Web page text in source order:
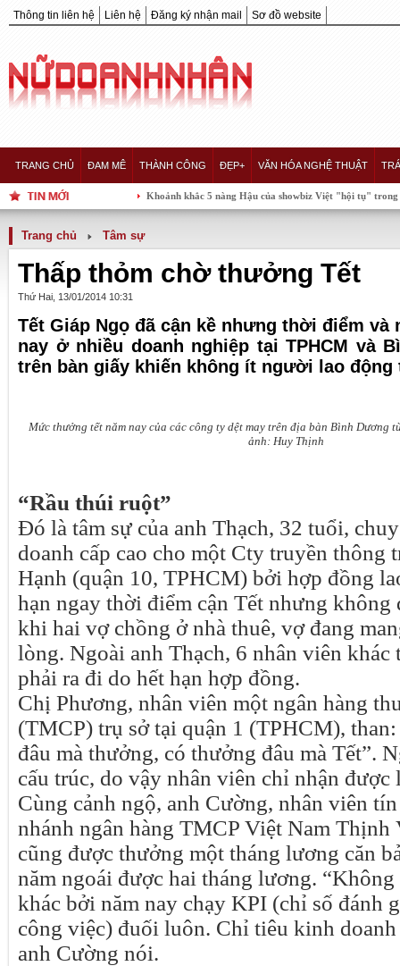
Thông tin liên hệ Liên hệ Đăng ký nhận mail Sơ đồ website
TRANG CHỦ ĐAM MÊ THÀNH CÔNG ĐẸP+ VĂN HÓA NGHỆ THUẬT
Khoảnh khắc 5 nàng Hậu của showbiz Việt "hội tụ" trong một khung
Trang chủ Tâm sự
Thấp thỏm chờ thưởng Tết
Thứ Hai, 13/01/2014 10:31
Tết Giáp Ngọ đã cận kề nhưng thời điểm
nay ở nhiều doanh nghiệp tại TPHCM và
trên bàn giấy khiến không ít người lao động
Mức thưởng tết năm nay của các công ty dệt may trên địa bàn Bình Dương
ảnh: Huy Thịnh
“Rầu thúi ruột”
Đó là tâm sự của anh Thạch, 32 tuổi,
doanh cấp cao cho một Cty truyền thông
Hạnh (quận 10, TPHCM) bởi hợp đồng
hạn ngay thời điểm cận Tết nhưng
khi hai vợ chồng ở nhà thuê, vợ đang
lòng. Ngoài anh Thạch, 6 nhân viên khác
phải ra đi do hết hạn hợp đồng.
Chị Phương, nhân viên một ngân hàng
(TMCP) trụ sở tại quận 1 (TPHCM),
đâu mà thưởng, có thưởng đâu mà Tết”.
cấu trúc, do vậy nhân viên chỉ nhận được
Cùng cảnh ngộ, anh Cường, nhân viên
nhánh ngân hàng TMCP Việt Nam
cũng được thưởng một tháng lương căn
năm ngoái được hai tháng lương. “Không
khác bởi năm nay chạy KPI (chỉ số đánh
công việc) đuối luôn. Chỉ tiêu kinh
anh Cường nói.